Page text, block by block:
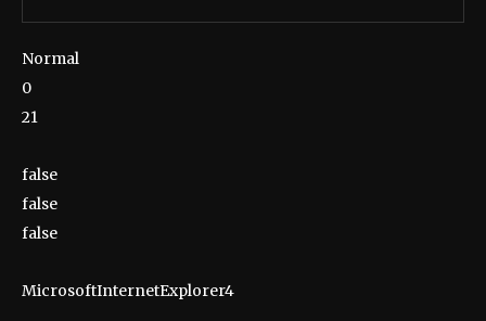
Normal
0
21
false
false
false
MicrosoftInternetExplorer4